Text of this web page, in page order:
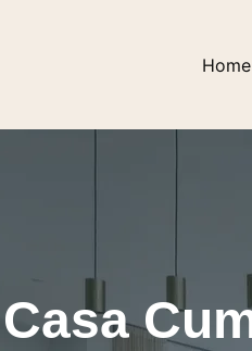
Home
Casa